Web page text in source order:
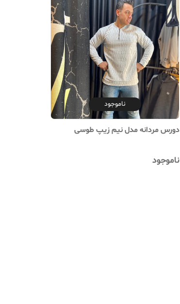
ناموجود
دورس مردانه مدل نیم زیپ طوسی
ناموجود